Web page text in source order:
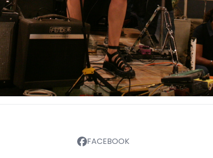
FACEBOOK